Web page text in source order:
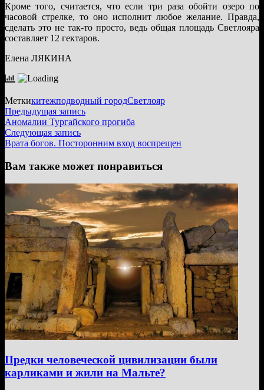
Кроме того, считается, что если три раза обойти озеро по
часовой стрелке, то оно исполнит любое желание. Правда,
сделать это не так-то просто, ведь общая площадь Светлояра
составляет 12 гектаров.
Елена ЛЯКИНА
Меткикитежподводный городСветлояр
Навигация
по
записям
Предыдущая записьПредыдущая
запись:
Аномалии Тургайского прогиба
Следующая записьСледующая
запись:
Врата богов. Посторонним вход воспрещен
Вам также может понравиться
Предки человеческой цивилизации были
карликами и жили на Мальте?